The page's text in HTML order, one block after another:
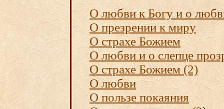
О любви к Богу и о
О презрении к миру
О страхе Божием
О любви и о слепце
О страхе Божием (2)
О любви
О пользе покаяния